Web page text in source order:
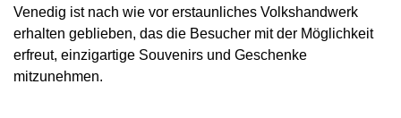
Venedig ist nach wie vor erstaunliches Volkshandwerk
erhalten geblieben, das die Besucher mit der Möglichkeit
erfreut, einzigartige Souvenirs und Geschenke
mitzunehmen.